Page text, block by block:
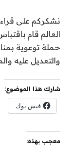
نشكركم على
العالم قام
حملة توعوية
والتعديل عليه
شارك هذا الموضوع:
فيس بوك
معجب بهذه: